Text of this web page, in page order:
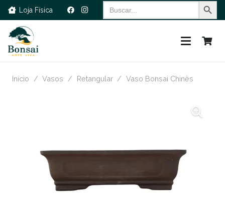
Loja Física
Search
for:
Início / Vasos / Retangular / Vaso Bonsai Chinês